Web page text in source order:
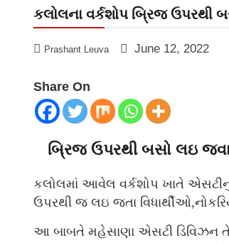
કલોલના વર્કશોપ બ્રિજ ઉપરથી
Prashant Leuva June 12, 2022
Share On
બ્રિજ ઉપરથી બસો લઇ
કલોલમાં આવેલ વર્કશોપ ખાતે
ઉપરથી જ લઇ જતા
આ બાબતે મહેસાણા એસટી ડિવિઝન